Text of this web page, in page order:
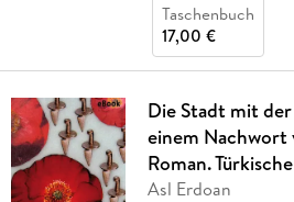
Taschenbuch
17,00 €
Die Stadt mit
einem Nachwort
Roman.
Asl Erdoan